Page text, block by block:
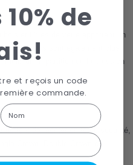
bois et fibres de verre apportent un
% bois. Ils sont également plus
meilleure répartition de la pression
de monter en toute sécurité,
Crown, Double Crown ou
de
et reçois un code
commande.
Last name